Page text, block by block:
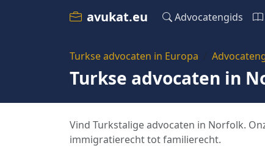
avukat.eu Advocatengids
Turkse advocaten in Europa
Turkse advocaten in
Vind Turkstalige advocaten in Norfolk.
immigratierecht tot familierecht.